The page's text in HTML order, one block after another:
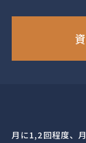
月に1,2回程度、